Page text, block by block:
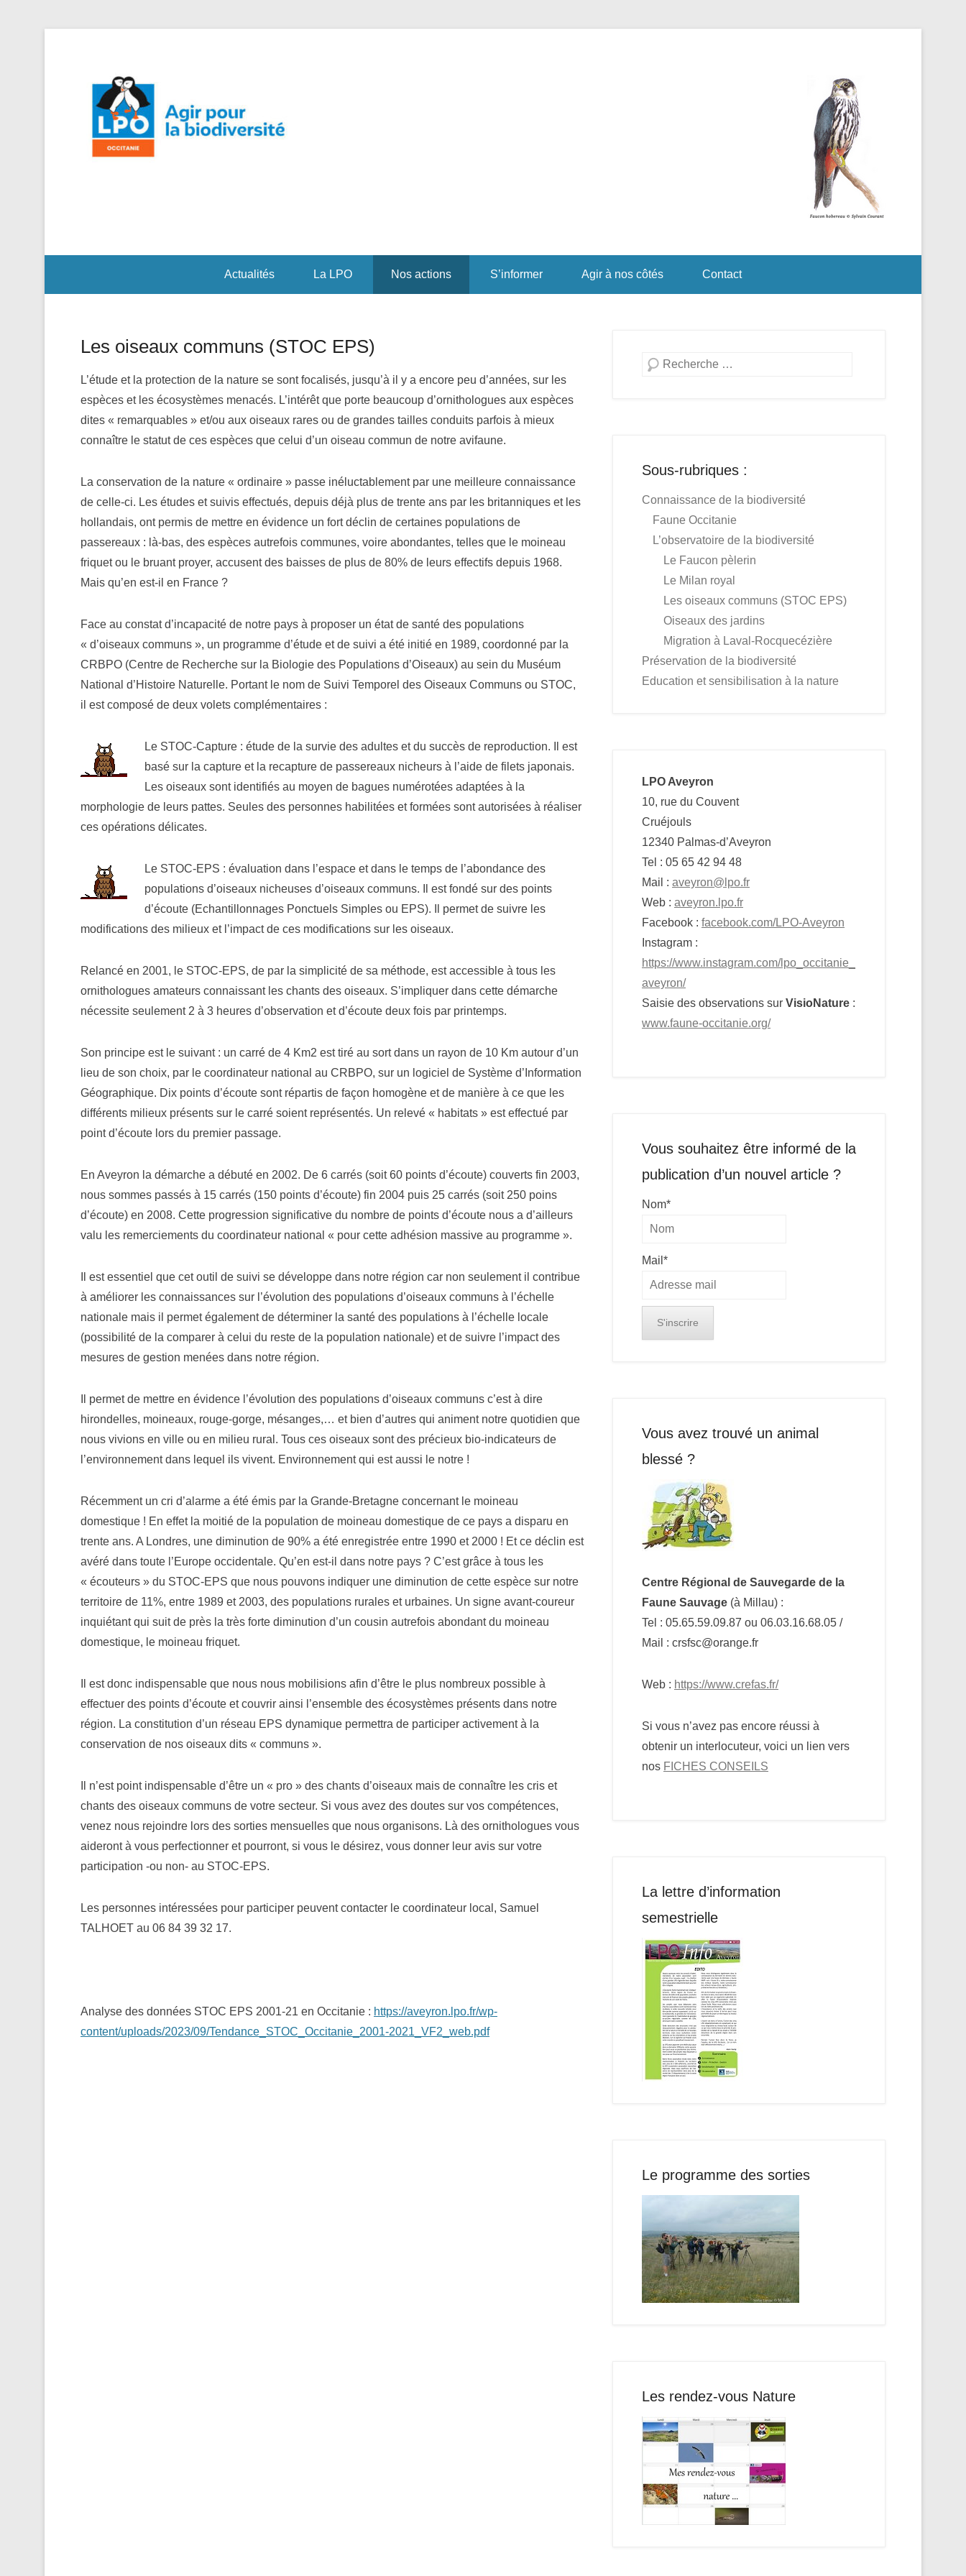
Actualités La LPO Nos actions S’informer Agir à nos côtés Contact
Les oiseaux communs (STOC EPS)
L’étude et la protection de la nature se sont focalisés, jusqu’à il y a encore peu d’années, sur les
espèces et les écosystèmes menacés. L’intérêt que porte beaucoup d’ornithologues aux espèces
dites « remarquables » et/ou aux oiseaux rares ou de grandes tailles conduits parfois à mieux
connaître le statut de ces espèces que celui d’un oiseau commun de notre avifaune.
La conservation de la nature « ordinaire » passe inéluctablement par une meilleure connaissance
de celle-ci. Les études et suivis effectués, depuis déjà plus de trente ans par les britanniques et les
hollandais, ont permis de mettre en évidence un fort déclin de certaines populations de
passereaux : là-bas, des espèces autrefois communes, voire abondantes, telles que le moineau
friquet ou le bruant proyer, accusent des baisses de plus de 80% de leurs effectifs depuis 1968.
Mais qu’en est-il en France ?
Face au constat d’incapacité de notre pays à proposer un état de santé des populations
« d’oiseaux communs », un programme d’étude et de suivi a été initié en 1989, coordonné par la
CRBPO (Centre de Recherche sur la Biologie des Populations d’Oiseaux) au sein du Muséum
National d’Histoire Naturelle. Portant le nom de Suivi Temporel des Oiseaux Communs ou STOC,
il est composé de deux volets complémentaires :
Le STOC-Capture : étude de la survie des adultes et du succès de reproduction. Il est
basé sur la capture et la recapture de passereaux nicheurs à l’aide de filets japonais.
Les oiseaux sont identifiés au moyen de bagues numérotées adaptées à la
morphologie de leurs pattes. Seules des personnes habilitées et formées sont autorisées à réaliser
ces opérations délicates.
Le STOC-EPS : évaluation dans l’espace et dans le temps de l’abondance des
populations d’oiseaux nicheuses d’oiseaux communs. Il est fondé sur des points
d’écoute (Echantillonnages Ponctuels Simples ou EPS). Il permet de suivre les
modifications des milieux et l’impact de ces modifications sur les oiseaux.
Relancé en 2001, le STOC-EPS, de par la simplicité de sa méthode, est accessible à tous les
ornithologues amateurs connaissant les chants des oiseaux. S’impliquer dans cette démarche
nécessite seulement 2 à 3 heures d’observation et d’écoute deux fois par printemps.
Son principe est le suivant : un carré de 4 Km2 est tiré au sort dans un rayon de 10 Km autour d’un
lieu de son choix, par le coordinateur national au CRBPO, sur un logiciel de Système d’Information
Géographique. Dix points d’écoute sont répartis de façon homogène et de manière à ce que les
différents milieux présents sur le carré soient représentés. Un relevé « habitats » est effectué par
point d’écoute lors du premier passage.
En Aveyron la démarche a débuté en 2002. De 6 carrés (soit 60 points d’écoute) couverts fin 2003,
nous sommes passés à 15 carrés (150 points d’écoute) fin 2004 puis 25 carrés (soit 250 poins
d’écoute) en 2008. Cette progression significative du nombre de points d’écoute nous a d’ailleurs
valu les remerciements du coordinateur national « pour cette adhésion massive au programme ».
Il est essentiel que cet outil de suivi se développe dans notre région car non seulement il contribue
à améliorer les connaissances sur l’évolution des populations d’oiseaux communs à l’échelle
nationale mais il permet également de déterminer la santé des populations à l’échelle locale
(possibilité de la comparer à celui du reste de la population nationale) et de suivre l’impact des
mesures de gestion menées dans notre région.
Il permet de mettre en évidence l’évolution des populations d’oiseaux communs c’est à dire
hirondelles, moineaux, rouge-gorge, mésanges,… et bien d’autres qui animent notre quotidien que
nous vivions en ville ou en milieu rural. Tous ces oiseaux sont des précieux bio-indicateurs de
l’environnement dans lequel ils vivent. Environnement qui est aussi le notre !
Récemment un cri d’alarme a été émis par la Grande-Bretagne concernant le moineau
domestique ! En effet la moitié de la population de moineau domestique de ce pays a disparu en
trente ans. A Londres, une diminution de 90% a été enregistrée entre 1990 et 2000 ! Et ce déclin est
avéré dans toute l’Europe occidentale. Qu’en est-il dans notre pays ? C’est grâce à tous les
« écouteurs » du STOC-EPS que nous pouvons indiquer une diminution de cette espèce sur notre
territoire de 11%, entre 1989 et 2003, des populations rurales et urbaines. Un signe avant-coureur
inquiétant qui suit de près la très forte diminution d’un cousin autrefois abondant du moineau
domestique, le moineau friquet.
Il est donc indispensable que nous nous mobilisions afin d’être le plus nombreux possible à
effectuer des points d’écoute et couvrir ainsi l’ensemble des écosystèmes présents dans notre
région. La constitution d’un réseau EPS dynamique permettra de participer activement à la
conservation de nos oiseaux dits « communs ».
Il n’est point indispensable d’être un « pro » des chants d’oiseaux mais de connaître les cris et
chants des oiseaux communs de votre secteur. Si vous avez des doutes sur vos compétences,
venez nous rejoindre lors des sorties mensuelles que nous organisons. Là des ornithologues vous
aideront à vous perfectionner et pourront, si vous le désirez, vous donner leur avis sur votre
participation -ou non- au STOC-EPS.
Les personnes intéressées pour participer peuvent contacter le coordinateur local, Samuel
TALHOET au 06 84 39 32 17.
Analyse des données STOC EPS 2001-21 en Occitanie : https://aveyron.lpo.fr/wp-
content/uploads/2023/09/Tendance_STOC_Occitanie_2001-2021_VF2_web.pdf
Recherche
Sous-rubriques :
Connaissance de la biodiversité
Faune Occitanie
L’observatoire de la biodiversité
Le Faucon pèlerin
Le Milan royal
Les oiseaux communs (STOC EPS)
Oiseaux des jardins
Migration à Laval-Rocquecézière
Préservation de la biodiversité
Education et sensibilisation à la nature
LPO Aveyron
10, rue du Couvent
Cruéjouls
12340 Palmas-d’Aveyron
Tel : 05 65 42 94 48
Mail : aveyron@lpo.fr
Web : aveyron.lpo.fr
Facebook : facebook.com/LPO-Aveyron
Instagram :
https://www.instagram.com/lpo_occitanie_
aveyron/
Saisie des observations sur VisioNature :
www.faune-occitanie.org/
Vous souhaitez être informé de la
publication d’un nouvel article ?
Nom*
Mail*
Vous avez trouvé un animal
blessé ?
Centre Régional de Sauvegarde de la
Faune Sauvage (à Millau) :
Tel : 05.65.59.09.87 ou 06.03.16.68.05 /
Mail : crsfsc@orange.fr
Web : https://www.crefas.fr/
Si vous n’avez pas encore réussi à
obtenir un interlocuteur, voici un lien vers
nos FICHES CONSEILS
La lettre d’information
semestrielle
Le programme des sorties
Les rendez-vous Nature